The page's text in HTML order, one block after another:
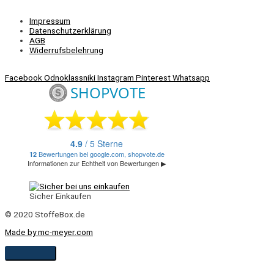
Impressum
Datenschutzerklärung
AGB
Widerrufsbelehrung
FacebookOdnoklassnikiInstagram PinterestWhatsapp
Sicher Einkaufen
© 2020 StoffeBox.de
Made by mc-meyer.com